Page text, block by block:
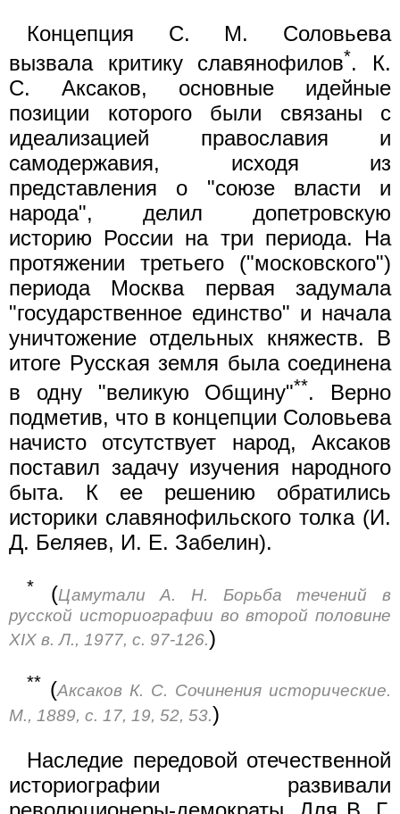
Концепция С. М. Соловьева
вызвала критику славянофилов*. К.
С. Аксаков, основные идейные
позиции которого были связаны с
идеализацией православия и
самодержавия, исходя из
представления о "союзе власти и
народа", делил допетровскую
историю России на три периода. На
протяжении третьего ("московского")
периода Москва первая задумала
"государственное единство" и начала
уничтожение отдельных княжеств. В
итоге Русская земля была соединена
в одну "великую Общину"**. Верно
подметив, что в концепции Соловьева
начисто отсутствует народ, Аксаков
поставил задачу изучения народного
быта. К ее решению обратились
историки славянофильского толка (И.
Д. Беляев, И. Е. Забелин).
* (Цамутали А. Н. Борьба течений в
русской историографии во второй половине
XIX в. Л., 1977, с. 97-126.)
** (Аксаков К. С. Сочинения исторические.
М., 1889, с. 17, 19, 52, 53.)
Наследие передовой отечественной
историографии развивали